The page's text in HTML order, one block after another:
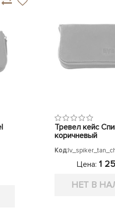
Тревел кейс
коричневый
Код:
Цена: 1
НЕТ В